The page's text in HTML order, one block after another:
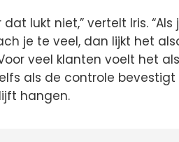
lukt niet,” vertelt Iris. “Als
je te veel, dan lijkt het
veel klanten voelt het
als de controle
hangen.